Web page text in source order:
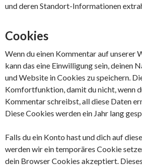
und deren Standort-Informationen
Cookies
Wenn du einen Kommentar auf unserer
kann das eine Einwilligung sein, deinen
und Website in Cookies zu speichern.
Komfortfunktion, damit du nicht, wenn
Kommentar schreibst, all diese Daten
Diese Cookies werden ein Jahr lang
Falls du ein Konto hast und dich auf
werden wir ein temporäres Cookie
dein Browser Cookies akzeptiert.